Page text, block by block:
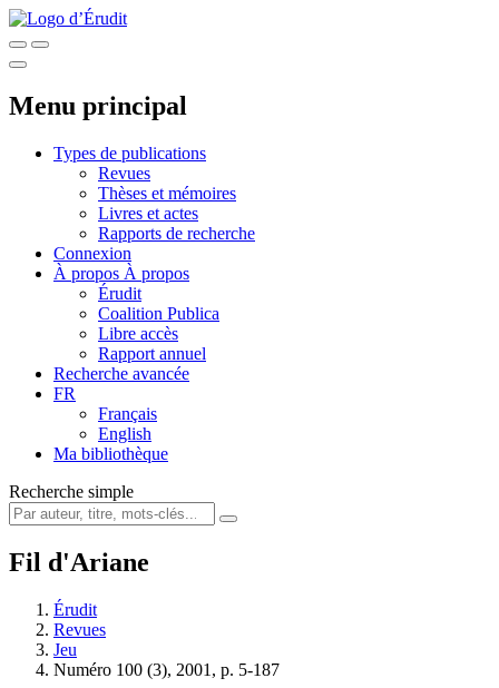
Menu principal
Types de publications
Revues
Thèses et mémoires
Livres et actes
Rapports de recherche
Connexion
À propos À propos
Érudit
Coalition Publica
Libre accès
Rapport annuel
Recherche avancée
FR
Français
English
Ma bibliothèque
Recherche simple
Fil d'Ariane
Érudit
Revues
Jeu
Numéro 100 (3), 2001, p. 5-187